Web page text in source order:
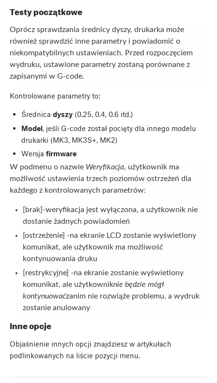
Testy początkowe
Oprócz sprawdzania średnicy dyszy, drukarka może
również sprawdzić inne parametry i powiadomić o
niekompatybilnych ustawieniach. Przed rozpoczęciem
wydruku, ustawione parametry zostaną porównane z
zapisanymi w G-code.
Kontrolowane parametry to:
Średnica dyszy(0.25, 0.4, 0.6 itd.)
Model, jeśli G-code został pocięty dla innego modelu
drukarki (MK3, MK3S+, MK2)
Wersja firmware
W podmenu o nazwie Weryfikacja, użytkownik ma
możliwość ustawienia trzech poziomów ostrzeżeń dla
każdego z kontrolowanych parametrów:
[brak] -weryfikacja jest wyłączona, a użytkownik nie
dostanie żadnych powiadomień
[ostrzeżenie] -na ekranie LCD zostanie wyświetlony
komunikat, ale użytkownik ma możliwość
kontynuowania druku
[restrykcyjne] -na ekranie zostanie wyświetlony
komunikat, ale użytkowniknie będzie mógł
kontynuowaćzanim nie rozwiąże problemu, a wydruk
zostanie anulowany
Inne opcje
Objaśnienie innych opcji znajdziesz w artykułach
podlinkowanych na liście pozycji menu.